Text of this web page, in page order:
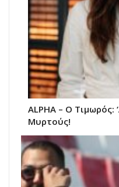
ALPHA – Ο Τιμωρός:
Μυρτούς!